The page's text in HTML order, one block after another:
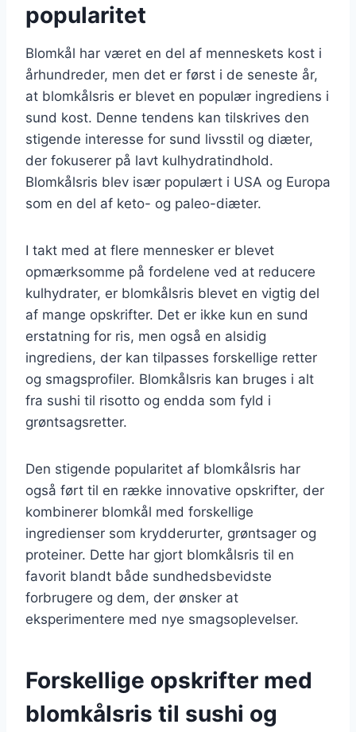
popularitet
Blomkål har været en del af menneskets kost i
århundreder, men det er først i de seneste år,
at blomkålsris er blevet en populær ingrediens i
sund kost. Denne tendens kan tilskrives den
stigende interesse for sund livsstil og diæter,
der fokuserer på lavt kulhydratindhold.
Blomkålsris blev især populært i USA og Europa
som en del af keto- og paleo-diæter.
I takt med at flere mennesker er blevet
opmærksomme på fordelene ved at reducere
kulhydrater, er blomkålsris blevet en vigtig del
af mange opskrifter. Det er ikke kun en sund
erstatning for ris, men også en alsidig
ingrediens, der kan tilpasses forskellige retter
og smagsprofiler. Blomkålsris kan bruges i alt
fra sushi til risotto og endda som fyld i
grøntsagsretter.
Den stigende popularitet af blomkålsris har
også ført til en række innovative opskrifter, der
kombinerer blomkål med forskellige
ingredienser som krydderurter, grøntsager og
proteiner. Dette har gjort blomkålsris til en
favorit blandt både sundhedsbevidste
forbrugere og dem, der ønsker at
eksperimentere med nye smagsoplevelser.
Forskellige opskrifter med
blomkålsris til sushi og